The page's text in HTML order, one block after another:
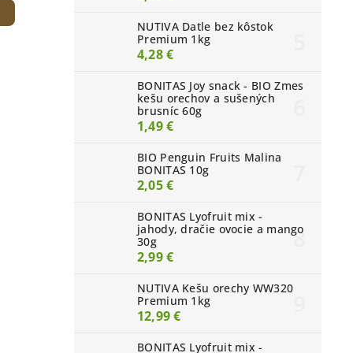
NUTIVA Datle bez kôstok
Premium 1kg
4,28 €
BONITAS Joy snack - BIO Zmes
kešu orechov a sušených
brusníc 60g
1,49 €
BIO Penguin Fruits Malina
BONITAS 10g
2,05 €
BONITAS Lyofruit mix -
jahody, dračie ovocie a mango
30g
2,99 €
NUTIVA Kešu orechy WW320
Premium 1kg
12,99 €
BONITAS Lyofruit mix -